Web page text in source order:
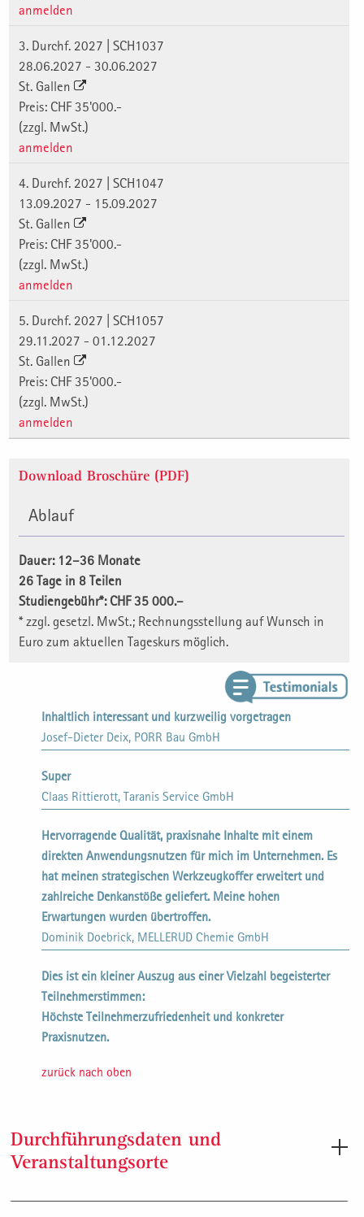
anmelden
3. Durchf. 2027 | SCH1037
28.06.2027 - 30.06.2027
St. Gallen
Preis: CHF 35'000.-
(zzgl. MwSt.)
anmelden
4. Durchf. 2027 | SCH1047
13.09.2027 - 15.09.2027
St. Gallen
Preis: CHF 35'000.-
(zzgl. MwSt.)
anmelden
5. Durchf. 2027 | SCH1057
29.11.2027 - 01.12.2027
St. Gallen
Preis: CHF 35'000.-
(zzgl. MwSt.)
anmelden
Download Broschüre (PDF)
Ablauf
Dauer: 12–36 Monate
26 Tage in 8 Teilen
Studiengebühr*: CHF 35 000.–
* zzgl. gesetzl. MwSt.; Rechnungsstellung auf Wunsch in
Euro zum aktuellen Tageskurs möglich.
Inhaltlich interessant und kurzweilig vorgetragen
Josef-Dieter Deix, PORR Bau GmbH
Super
Claas Rittierott, Taranis Service GmbH
Hervorragende Qualität, praxisnahe Inhalte mit einem
direkten Anwendungsnutzen für mich im Unternehmen. Es
hat meinen strategischen Werkzeugkoffer erweitert und
zahlreiche Denkanstöße geliefert. Meine hohen
Erwartungen wurden übertroffen.
Dominik Doebrick, MELLERUD Chemie GmbH
Dies ist ein kleiner Auszug aus einer Vielzahl begeisterter
Teilnehmerstimmen:
Höchste Teilnehmerzufriedenheit und konkreter
Praxisnutzen.
zurück nach oben
Durchführungsdaten und
Veranstaltungsorte